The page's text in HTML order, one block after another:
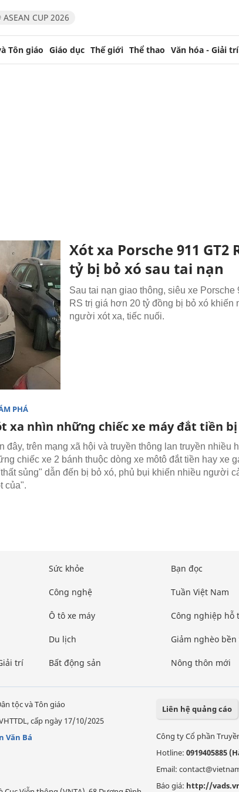
ASEAN CUP 2026
Tôn giáo Giáo dục Thế giới Thể thao Văn hóa - Giải trí
Xót xa Porsche 911 GT2
tỷ bị bỏ xó sau tai nạn
Sau tai nạn giao thông, siêu xe Porsche
RS trị giá hơn 20 tỷ đồng bị bỏ xó khiến
người xót xa, tiếc nuối.
PHÁ
xa nhìn những chiếc xe máy đắt tiền
đây, trên mạng xã hội và truyền thông lan truyền nhiều
chiếc xe 2 bánh thuộc dòng xe môtô đắt tiền hay xe
sủng" dẫn đến bị bỏ xó, phủ bụi khiến nhiều người
của".
trí
Sức khỏe
Công nghệ
Ô tô xe máy
Du lịch
Bất động sản
Bạn đọc
Tuần Việt Nam
Công nghiệp hỗ
Giảm nghèo bền
Nông thôn mới
tộc và Tôn giáo
cấp ngày 17/10/2025
Văn Bá
Liên hệ quảng cáo
Công ty Cổ phần
Hotline: 0919405885
Email:
Báo giá: http://